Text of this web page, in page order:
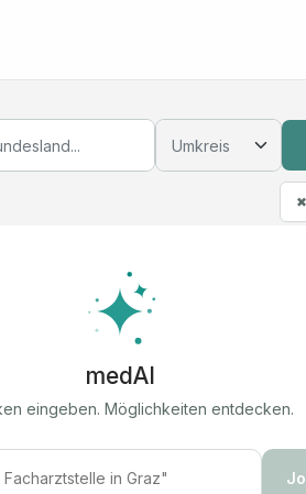
✖
medAI
eingeben. Möglichkeiten entdecken.